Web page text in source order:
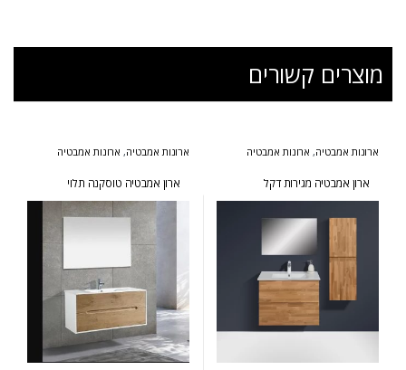
מוצרים קשורים
ארונות אמבטיה, ארונות אמבטיה
ארון אמבטיה מגירות דקל
ארונות אמבטיה, ארונות אמבטיה
ארונות אמבטיה עומדים,ארונות שירות
המומלצים של אולבט
ארון אמבטיה טוסקנה תלוי